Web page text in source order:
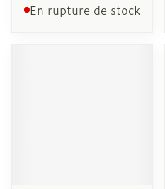
En rupture de stock